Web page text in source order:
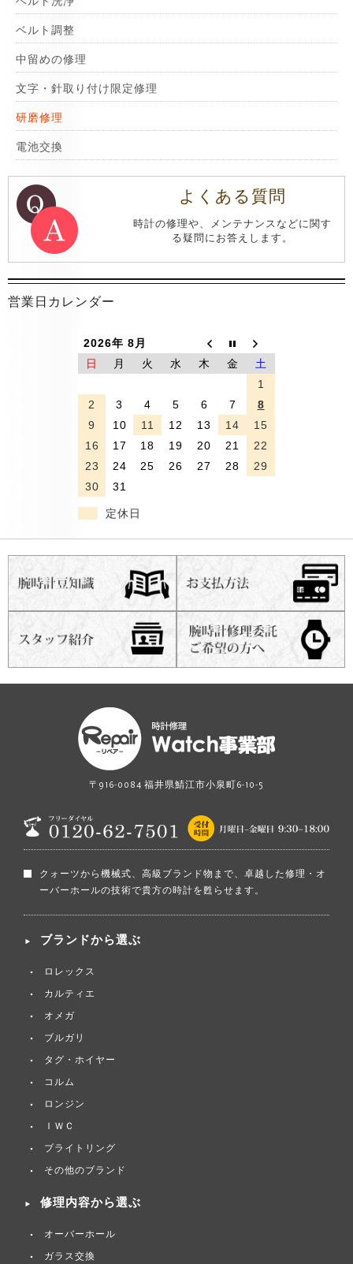
ベルト調整
中留めの修理
文字・針取り付け限定修理
研磨修理
電池交換
よくある質問
時計の修理や、メンテナンスなどに関す
る疑問にお答えします。
営業日カレンダー
2026年 8月
日
月 火 水 木 金
土
1
2
3 4 5 6 7
8
9
10 11 12 13 14
15
16
17 18 19 20 21
22
23
24 25 26 27 28
29
30
31
定休日
〒916-0084 福井県鯖江市小泉町6-10-5
クォーツから機械式、高級ブランド物まで、卓越した修理・オ
ーバーホールの技術で貴方の時計を甦らせます。
ブランドから選ぶ
ロレックス
カルティエ
オメガ
ブルガリ
タグ・ホイヤー
コルム
ロンジン
ＩＷＣ
ブライトリング
その他のブランド
修理内容から選ぶ
オーバーホール
ガラス交換